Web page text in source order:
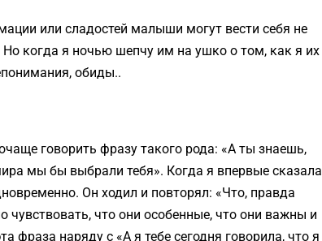
или сладостей малыши могут вести себя не
когда я ночью шепчу им на ушко о том, как я их
обиды..
говорить фразу такого рода: «А ты знаешь,
мы бы выбрали тебя». Когда я впервые сказала
Он ходил и повторял: «Что, правда
чувствовать, что они особенные, что они важны и
фраза наряду с «А я тебе сегодня говорила, что я